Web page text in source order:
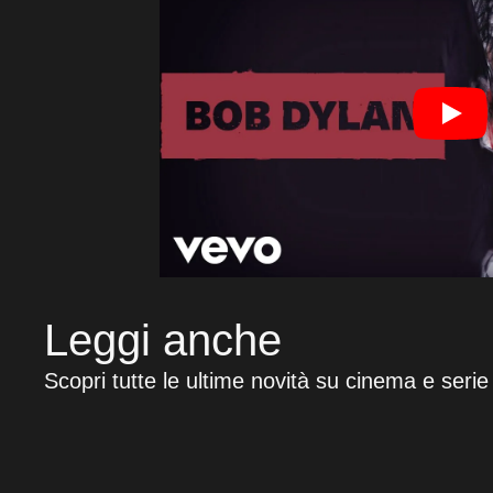
Leggi anche
Scopri tutte le ultime novità su cinema e serie